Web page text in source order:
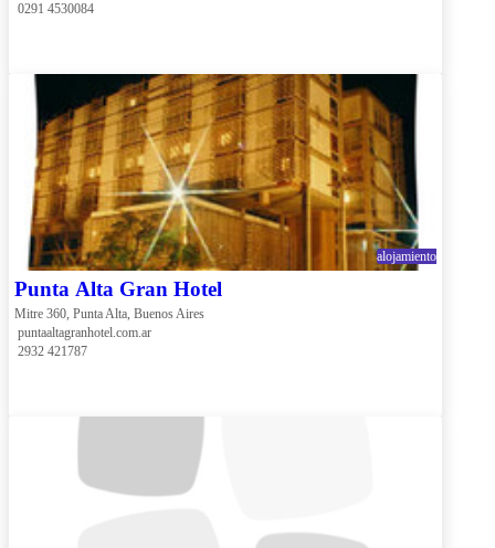
0291 4530084
alojamiento
Punta Alta Gran Hotel
Mitre 360, Punta Alta, Buenos Aires
puntaaltagranhotel.com.ar
2932 421787